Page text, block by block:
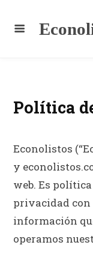
Política
Econolistos
y
web. Es
privacidad con
información
operamos